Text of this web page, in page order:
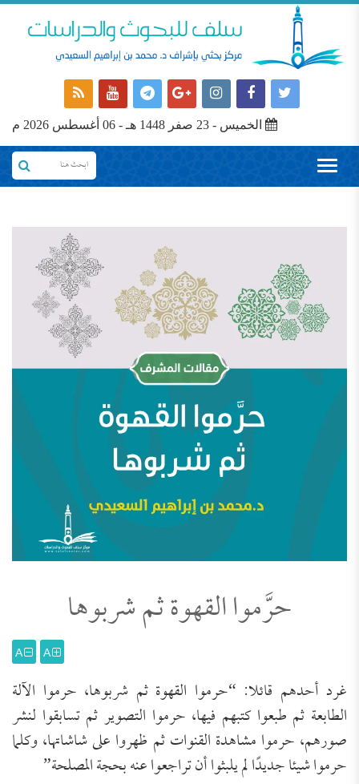
الخميس - 23 صفر 1448 هـ - 06 أغسطس 2026 م
حرَّموا القهوة ثم شربوها
A
A
غرد أحدهم قائلا: “حرموا القهوة ثم شربوها، حرموا الآلة
الطابعة ثم طبعوا كتبهم فيها، حرموا التصوير ثم تسابقوا لنشر
صورهم، حرموا مشاهدة القنوات ثم ظهروا على شاشاتها، وكلما
حرموا شيئا جديدًا لم يلبثوا أن تراجعوا عنه بحجة المصلحة”